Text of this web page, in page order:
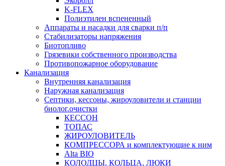
K-FLEX
Полиэтилен вспененный
Аппараты и насадки для сварки п/п
Стабилизаторы напряжения
Биотопливо
Грязевики собственного производства
Противопожарное оборудование
Канализация
Внутренняя канализация
Наружная канализация
Септики, кессоны, жироуловители и станции
биолог.очистки
КЕССОН
ТОПАС
ЖИРОУЛОВИТЕЛЬ
КОМПРЕССОРА и комплектующие к ним
Alta BIO
КОЛОДЦЫ, КОЛЬЦА, ЛЮКИ